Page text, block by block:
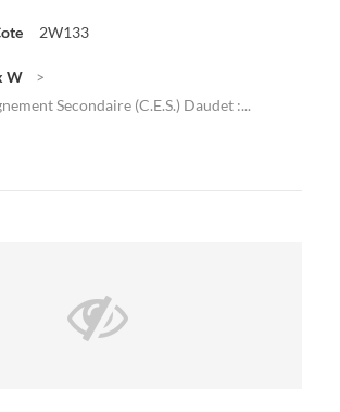
2W133
W
Secondaire (C.E.S.) Daudet :...